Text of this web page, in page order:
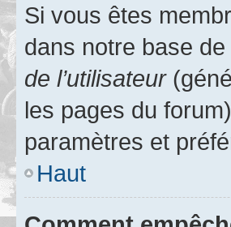
Si vous êtes
dans notre base
de l’utilisateur
les pages du
paramètres et
Haut